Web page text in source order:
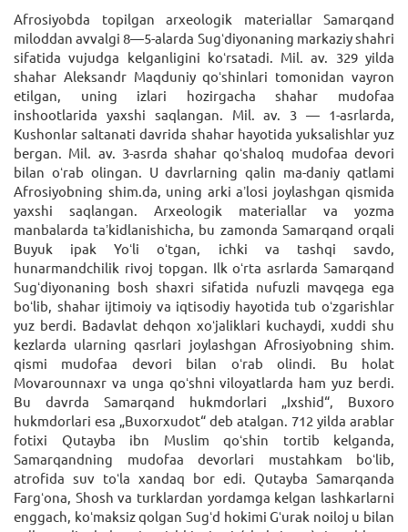
Afrosiyobda topilgan arxeologik materiallar Samarqand
miloddan avvalgi 8—5-alarda Sugʻdiyonaning markaziy shahri
sifatida vujudga kelganligini koʻrsatadi. Mil. av. 329 yilda
shahar Aleksandr Maqduniy qoʻshinlari tomonidan vayron
etilgan, uning izlari hozirgacha shahar mudofaa
inshootlarida yaxshi saqlangan. Mil. av. 3 — 1-asrlarda,
Kushonlar saltanati davrida shahar hayotida yuksalishlar yuz
bergan. Mil. av. 3-asrda shahar qoʻshaloq mudofaa devori
bilan oʻrab olingan. U davrlarning qalin ma-daniy qatlami
Afrosiyobning shim.da, uning arki aʼlosi joylashgan qismida
yaxshi saqlangan. Arxeologik materiallar va yozma
manbalarda taʼkidlanishicha, bu zamonda Samarqand orqali
Buyuk ipak Yoʻli oʻtgan, ichki va tashqi savdo,
hunarmandchilik rivoj topgan. Ilk oʻrta asrlarda Samarqand
Sugʻdiyonaning bosh shaxri sifatida nufuzli mavqega ega
boʻlib, shahar ijtimoiy va iqtisodiy hayotida tub oʻzgarishlar
yuz berdi. Badavlat dehqon xoʻjaliklari kuchaydi, xuddi shu
kezlarda ularning qasrlari joylashgan Afrosiyobning shim.
qismi mudofaa devori bilan oʻrab olindi. Bu holat
Movarounnaxr va unga qoʻshni viloyatlarda ham yuz berdi.
Bu davrda Samarqand hukmdorlari „Ixshid“, Buxoro
hukmdorlari esa „Buxorxudot“ deb atalgan. 712 yilda arablar
fotixi Qutayba ibn Muslim qoʻshin tortib kelganda,
Samarqandning mudofaa devorlari mustahkam boʻlib,
atrofida suv toʻla xandaq bor edi. Qutayba Samarqanda
Fargʻona, Shosh va turklardan yordamga kelgan lashkarlarni
enggach, koʻmaksiz qolgan Sugʻd hokimi Gʻurak noiloj u bilan